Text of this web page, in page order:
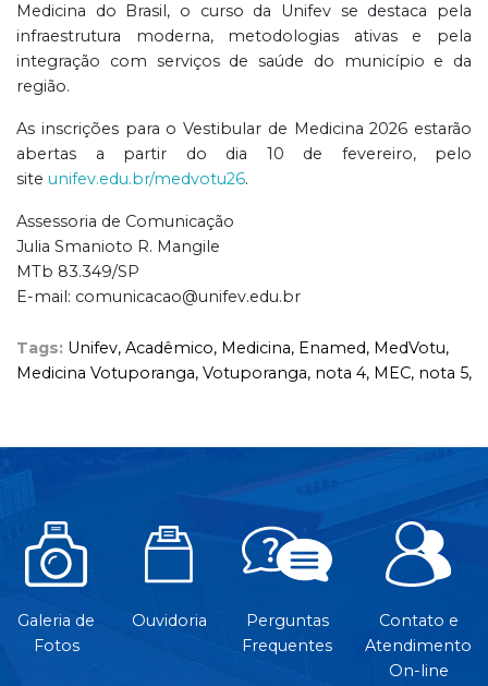
Medicina do Brasil, o curso da Unifev se destaca pela
infraestrutura moderna, metodologias ativas e pela
integração com serviços de saúde do município e da
região.
As inscrições para o Vestibular de Medicina 2026 estarão
abertas a partir do dia 10 de fevereiro, pelo
site unifev.edu.br/medvotu26.
Assessoria de Comunicação
Julia Smanioto R. Mangile
MTb 83.349/SP
E-mail: comunicacao@unifev.edu.br
Tags: Unifev, Acadêmico, Medicina, Enamed, MedVotu,
Medicina Votuporanga, Votuporanga, nota 4, MEC, nota 5,
Galeria de
Fotos
Ouvidoria
Perguntas
Frequentes
Contato e
Atendimento
On-line